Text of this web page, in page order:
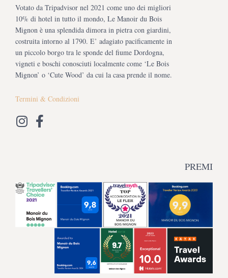
Votato da Tripadvisor nel 2021 come uno dei migliori
10% di hotel in tutto il mondo, Le Manoir du Bois
Mignon è una splendida dimora in pietra con giardini,
costruita intorno al 1790. E’ adagiato pacificamente in
un piccolo borgo tra le sponde del fiume Dordogna,
vigneti e boschi conosciuti localmente come ‘Le Bois
Mignon’ o ‘Cute Wood’ da cui la casa prende il nome.
Termini & Condizioni
PREMI